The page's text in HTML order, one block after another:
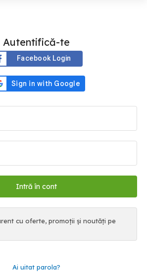
Autentifică-te
Facebook Login
cu oferte, promoții și noutăți pe
Ai uitat parola?